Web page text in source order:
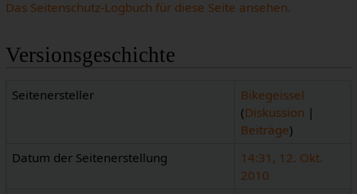
Das Seitenschutz-Logbuch für diese Seite ansehen.
Versionsgeschichte
Seitenersteller
Bikegeissel
(Diskussion |
Beiträge)
Datum der Seitenerstellung
14:31, 12. Okt.
2010